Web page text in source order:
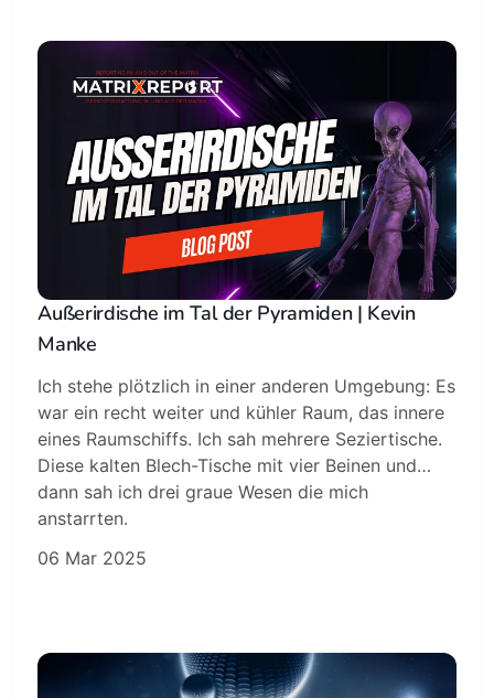
Außerirdische im Tal der Pyramiden | Kevin
Manke
Ich stehe plötzlich in einer anderen Umgebung: Es
war ein recht weiter und kühler Raum, das innere
eines Raumschiffs. Ich sah mehrere Seziertische.
Diese kalten Blech-Tische mit vier Beinen und…
dann sah ich drei graue Wesen die mich
anstarrten.
06 Mar 2025